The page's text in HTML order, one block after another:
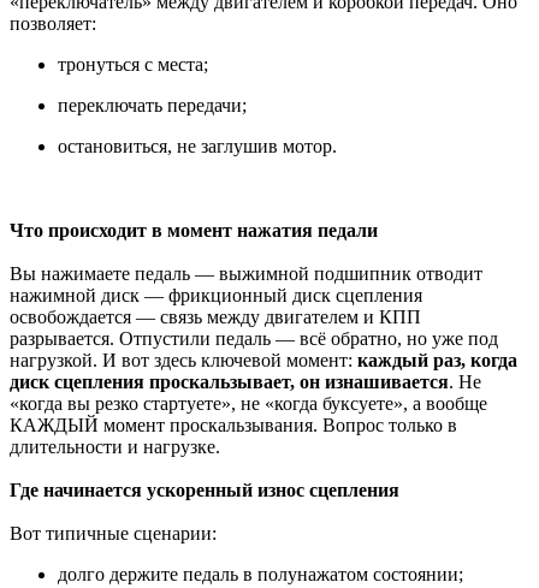
позволяет:
тронуться с места;
переключать передачи;
остановиться, не заглушив мотор.
Что происходит в момент нажатия педали
Вы нажимаете педаль — выжимной подшипник отводит
нажимной диск — фрикционный диск сцепления
освобождается — связь между двигателем и КПП
разрывается. Отпустили педаль — всё обратно, но уже под
нагрузкой. И вот здесь ключевой момент: каждый раз, когда
диск сцепления проскальзывает, он изнашивается. Не
«когда вы резко стартуете», не «когда буксуете», а вообще
КАЖДЫЙ момент проскальзывания. Вопрос только в
длительности и нагрузке.
Где начинается ускоренный износ сцепления
Вот типичные сценарии:
долго держите педаль в полунажатом состоянии;